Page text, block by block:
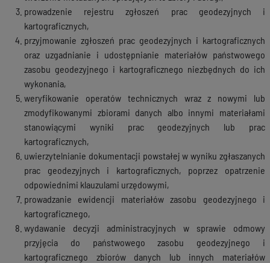
prowadzenie rejestru zgłoszeń prac geodezyjnych i
kartograficznych,
przyjmowanie zgłoszeń prac geodezyjnych i kartograficznych
oraz uzgadnianie i udostępnianie materiałów państwowego
zasobu geodezyjnego i kartograficznego niezbędnych do ich
wykonania,
weryfikowanie operatów technicznych wraz z nowymi lub
zmodyfikowanymi zbiorami danych albo innymi materiałami
stanowiącymi wyniki prac geodezyjnych lub prac
kartograficznych,
uwierzytelnianie dokumentacji powstałej w wyniku zgłaszanych
prac geodezyjnych i kartograficznych, poprzez opatrzenie
odpowiednimi klauzulami urzędowymi,
prowadzanie ewidencji materiałów zasobu geodezyjnego i
kartograficznego,
wydawanie decyzji administracyjnych w sprawie odmowy
przyjęcia do państwowego zasobu geodezyjnego i
kartograficznego zbiorów danych lub innych materiałów